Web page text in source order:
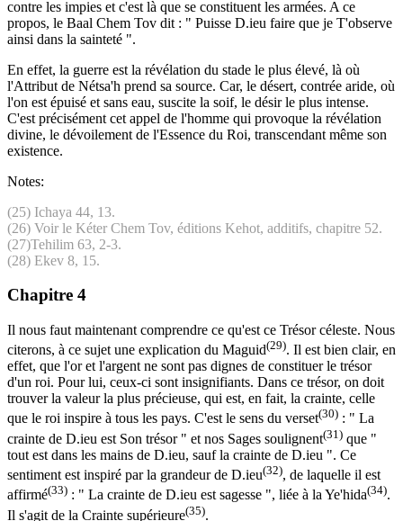
contre les impies et c'est là que se constituent les armées. A ce
propos, le Baal Chem Tov dit : " Puisse D.ieu faire que je T'observe
ainsi dans la sainteté ".
En effet, la guerre est la révélation du stade le plus élevé, là où
l'Attribut de Nétsa'h prend sa source. Car, le désert, contrée aride, où
l'on est épuisé et sans eau, suscite la soif, le désir le plus intense.
C'est précisément cet appel de l'homme qui provoque la révélation
divine, le dévoilement de l'Essence du Roi, transcendant même son
existence.
Notes:
(25) Ichaya 44, 13.
(26) Voir le Kéter Chem Tov, éditions Kehot, additifs, chapitre 52.
(27)Tehilim 63, 2-3.
(28) Ekev 8, 15.
Chapitre 4
Il nous faut maintenant comprendre ce qu'est ce Trésor céleste. Nous
citerons, à ce sujet une explication du Maguid(29). Il est bien clair, en
effet, que l'or et l'argent ne sont pas dignes de constituer le trésor
d'un roi. Pour lui, ceux-ci sont insignifiants. Dans ce trésor, on doit
trouver la valeur la plus précieuse, qui est, en fait, la crainte, celle
que le roi inspire à tous les pays. C'est le sens du verset(30) : " La
crainte de D.ieu est Son trésor " et nos Sages soulignent(31) que "
tout est dans les mains de D.ieu, sauf la crainte de D.ieu ". Ce
sentiment est inspiré par la grandeur de D.ieu(32), de laquelle il est
affirmé(33) : " La crainte de D.ieu est sagesse ", liée à la Ye'hida(34).
Il s'agit de la Crainte supérieure(35).